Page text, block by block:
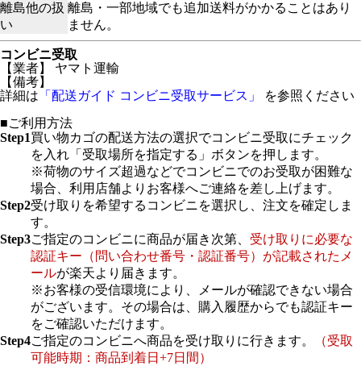
離島他の扱
い
離島・一部地域でも追加送料がかかることはあり
ません。
コンビニ受取
【業者】 ヤマト運輸
【備考】
詳細は 「配送ガイド コンビニ受取サービス」
を参照ください
■ご利用方法
Step1買い物カゴの配送方法の選択でコンビニ受取にチェック
を入れ「受取場所を指定する」ボタンを押します。
※荷物のサイズ超過などでコンビニでのお受取が困難な
場合、利用店舗よりお客様へご連絡を差し上げます。
Step2受け取りを希望するコンビニを選択し、注文を確定しま
す。
Step3ご指定のコンビニに商品が届き次第、 受け取りに必要な
認証キー（問い合わせ番号・認証番号）が記載されたメ
ールが楽天より届きます。
※お客様の受信環境により、メールが確認できない場合
がございます。その場合は、購入履歴からでも認証キー
をご確認いただけます。
Step4ご指定のコンビニへ商品を受け取りに行きます。
（受取
可能時期：商品到着日+7日間）